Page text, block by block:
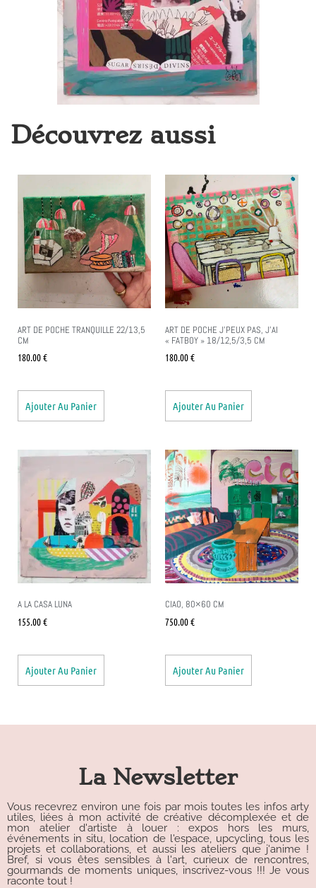
Découvrez aussi
ART DE POCHE TRANQUILLE 22/13,5
CM
180.00€
Ajouter Au Panier
ART DE POCHE J’PEUX PAS, J’AI
« FATBOY » 18/12,5/3,5 CM
180.00€
Ajouter Au Panier
A LA CASA LUNA
155.00€
Ajouter Au Panier
CIAO, 80×60 CM
750.00€
Ajouter Au Panier
La Newsletter
Vous recevrez environ une fois par mois toutes les infos arty
utiles, liées à mon activité de créative décomplexée et de
mon atelier d'artiste à louer : expos hors les murs,
événements in situ, location de l'espace, upcycling, tous les
projets et collaborations, et aussi les ateliers que j'anime !
Bref, si vous êtes sensibles à l'art, curieux de rencontres,
gourmands de moments uniques, inscrivez-vous !!! Je vous
raconte tout !